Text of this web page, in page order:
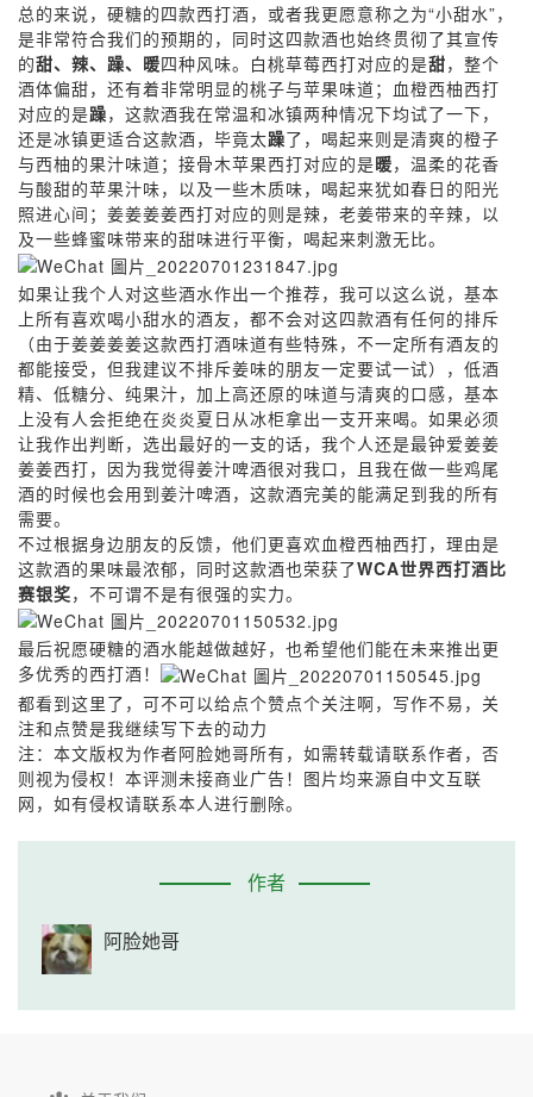
总的来说，硬糖的四款西打酒，或者我更愿意称之为“小甜水”，
是非常符合我们的预期的，同时这四款酒也始终贯彻了其宣传
的甜、辣、躁、暖四种风味。白桃草莓西打对应的是甜，整个
酒体偏甜，还有着非常明显的桃子与苹果味道；血橙西柚西打
对应的是躁，这款酒我在常温和冰镇两种情况下均试了一下，
还是冰镇更适合这款酒，毕竟太躁了，喝起来则是清爽的橙子
与西柚的果汁味道；接骨木苹果西打对应的是暖，温柔的花香
与酸甜的苹果汁味，以及一些木质味，喝起来犹如春日的阳光
照进心间；姜姜姜姜西打对应的则是辣，老姜带来的辛辣，以
及一些蜂蜜味带来的甜味进行平衡，喝起来刺激无比。
如果让我个人对这些酒水作出一个推荐，我可以这么说，基本
上所有喜欢喝小甜水的酒友，都不会对这四款酒有任何的排斥
（由于姜姜姜姜这款西打酒味道有些特殊，不一定所有酒友的
都能接受，但我建议不排斥姜味的朋友一定要试一试），低酒
精、低糖分、纯果汁，加上高还原的味道与清爽的口感，基本
上没有人会拒绝在炎炎夏日从冰柜拿出一支开来喝。如果必须
让我作出判断，选出最好的一支的话，我个人还是最钟爱姜姜
姜姜西打，因为我觉得姜汁啤酒很对我口，且我在做一些鸡尾
酒的时候也会用到姜汁啤酒，这款酒完美的能满足到我的所有
需要。
不过根据身边朋友的反馈，他们更喜欢血橙西柚西打，理由是
这款酒的果味最浓郁，同时这款酒也荣获了WCA世界西打酒比
赛银奖，不可谓不是有很强的实力。
最后祝愿硬糖的酒水能越做越好，也希望他们能在未来推出更
多优秀的西打酒！
都看到这里了，可不可以给点个赞点个关注啊，写作不易，关
注和点赞是我继续写下去的动力
注：本文版权为作者阿脸她哥所有，如需转载请联系作者，否
则视为侵权！本评测未接商业广告！图片均来源自中文互联
网，如有侵权请联系本人进行删除。
作者
阿脸她哥